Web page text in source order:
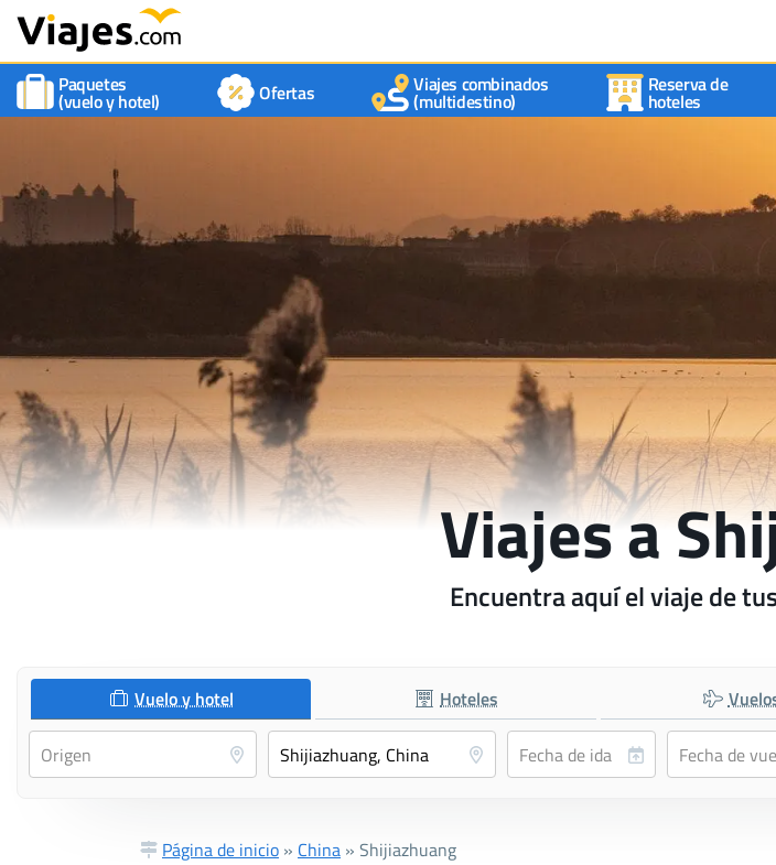
Paquetes
(vuelo y hotel) Ofertas Viajes combinados
(multidestino)
Reserva de
hoteles
Viajes a
Encuentra aquí el viaje de
Vuelo y hotel Hoteles
Página de inicio » China » Shijiazhuang